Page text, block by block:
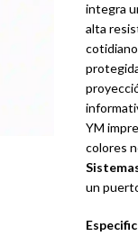
integra
alta
YM
colores
un